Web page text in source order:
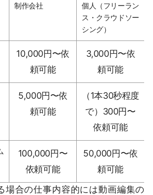
制作会社
個人（フリーラン
ス・クラウドソー
シング）
10,000円〜依
頼可能
3,000円〜依
頼可能
5,000円〜依
頼可能
（1本30秒程度
で）300円〜
依頼可能
100,000円〜
依頼可能
50,000円〜依
頼可能
場合の仕事内容的には動画編集の